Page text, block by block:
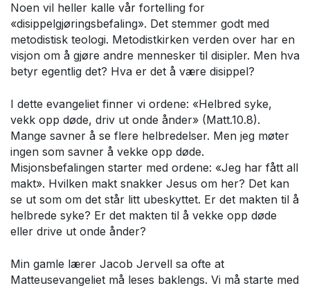
Noen vil heller kalle vår fortelling for
«disippelgjøringsbefaling». Det stemmer godt med
metodistisk teologi. Metodistkirken verden over har en
visjon om å gjøre andre mennesker til disipler. Men hva
betyr egentlig det? Hva er det å være disippel?
I dette evangeliet finner vi ordene: «Helbred syke,
vekk opp døde, driv ut onde ånder» (Matt.10.8).
Mange savner å se flere helbredelser. Men jeg møter
ingen som savner å vekke opp døde.
Misjonsbefalingen starter med ordene: «Jeg har fått all
makt». Hvilken makt snakker Jesus om her? Det kan
se ut som om det står litt ubeskyttet. Er det makten til å
helbrede syke? Er det makten til å vekke opp døde
eller drive ut onde ånder?
Min gamle lærer Jacob Jervell sa ofte at
Matteusevangeliet må leses baklengs. Vi må starte med